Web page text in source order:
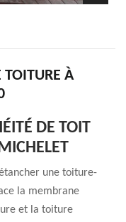
TOITURE À
DE TOIT
une toiture-
la membrane
et la toiture